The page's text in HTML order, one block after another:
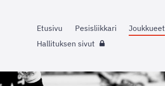
Etusivu Pesisliikkari Joukkueet
Hallituksen sivut